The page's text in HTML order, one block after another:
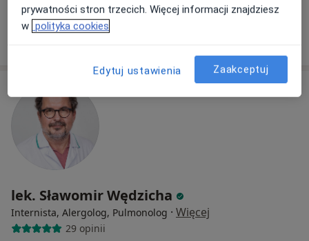
Poproś o wizytę
lek. Sławomir Wędzicha
Internista, Alergolog, Pulmonolog · Więcej
29 opinii
prywatności stron trzecich. Więcej informacji znajdziesz
w polityka cookies
Edytuj ustawienia Zaakceptuj